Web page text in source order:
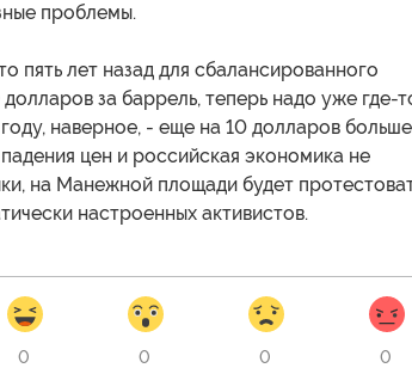
проблемы.
пять лет назад для сбалансированного
за баррель, теперь надо уже где-
наверное, - еще на 10 долларов
цен и российская экономика не
на Манежной площади будет
настроенных активистов.
0 0 0 0